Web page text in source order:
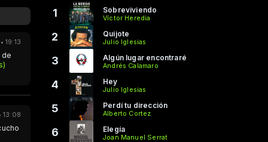
19:13
de
13:08
1 Sobreviviendo
Víctor Heredia
2 Quijote
Julio Iglesias
3 Algún lugar encontraré
Andrés Calamaro
4 Hey
Julio Iglesias
5 Perdí tu dirección
Alberto Cortez
6 Elegía
Joan Manuel Serrat